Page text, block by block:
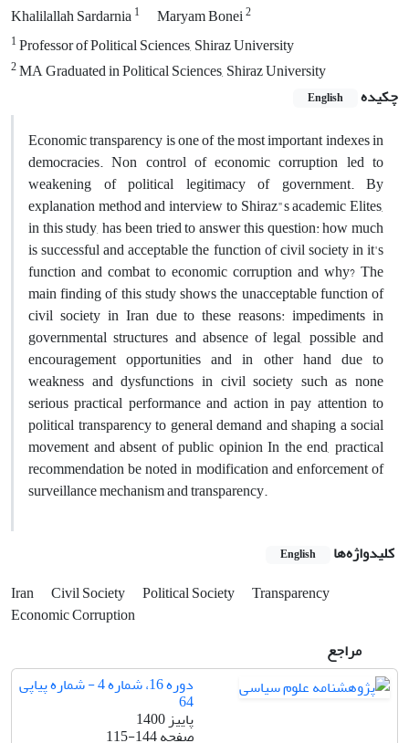
Khalilallah Sardarnia1 Maryam Bonei2
1Professor of Political Sciences, Shiraz University
2MA Graduated in Political Sciences, Shiraz University
چکیده
English
Economic transparency is one of the most important indexes in
democracies. Non control of economic corruption led to
weakening of political legitimacy of government. By
explanation method and interview to Shiraz"s academic Elites,
in this study, has been tried to answer this question: how much
is successful and acceptable the function of civil society in it's
function and combat to economic corruption and why? The
main finding of this study shows the unacceptable function of
civil society in Iran due to these reasons: impediments in
governmental structures and absence of legal, possible and
encouragement opportunities and in other hand due to
weakness and dysfunctions in civil society such as none
serious practical performance and action in pay attention to
political transparency to general demand and shaping a social
movement and absent of public opinion In the end, practical
recommendation be noted in modification and enforcement of
surveillance mechanism and transparency.
کلیدواژه‌ها English
Iran Civil Society Political Society
Transparency
Economic Corruption
مراجع
دوره 16، شماره 4 - شماره پیاپی
64
پاییز 1400
صفحه115-144